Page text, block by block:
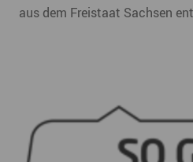
aus dem Freistaat Sachsen